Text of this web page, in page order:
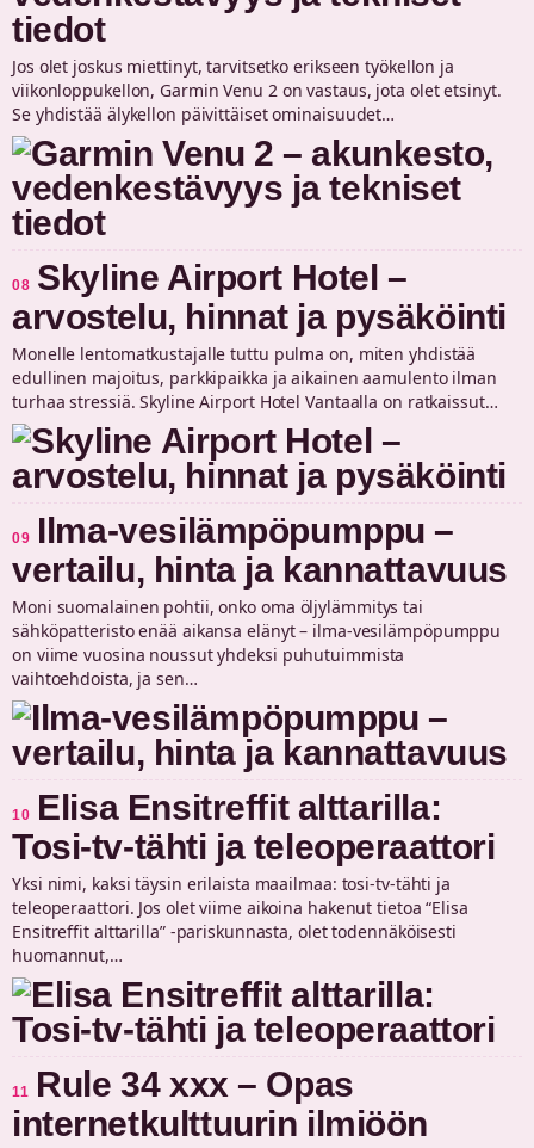
tiedot
Jos olet joskus miettinyt, tarvitsetko erikseen työkellon ja
viikonloppukellon, Garmin Venu 2 on vastaus, jota olet etsinyt.
Se yhdistää älykellon päivittäiset ominaisuudet…
08 Skyline Airport Hotel –
arvostelu, hinnat ja pysäköinti
Monelle lentomatkustajalle tuttu pulma on, miten yhdistää
edullinen majoitus, parkkipaikka ja aikainen aamulento ilman
turhaa stressiä. Skyline Airport Hotel Vantaalla on ratkaissut…
09 Ilma-vesilämpöpumppu –
vertailu, hinta ja kannattavuus
Moni suomalainen pohtii, onko oma öljylämmitys tai
sähköpatteristo enää aikansa elänyt – ilma-vesilämpöpumppu
on viime vuosina noussut yhdeksi puhutuimmista
vaihtoehdoista, ja sen…
10 Elisa Ensitreffit alttarilla:
Tosi-tv-tähti ja teleoperaattori
Yksi nimi, kaksi täysin erilaista maailmaa: tosi-tv-tähti ja
teleoperaattori. Jos olet viime aikoina hakenut tietoa “Elisa
Ensitreffit alttarilla” -pariskunnasta, olet todennäköisesti
huomannut,…
11 Rule 34 xxx – Opas
internetkulttuurin ilmiöön